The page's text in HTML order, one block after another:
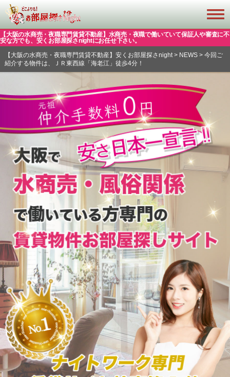
【大阪の水商売・夜職専門賃貸不動産】水商売・夜職で働いていて保証人や審査に不
安な方でも、安くお部屋探さnightにお任せ下さい。
【大阪の水商売・夜職専門賃貸不動産】安くお部屋探さnight> NEWS> 今回ご
紹介する物件は、ＪＲ東西線「海老江」徒歩4分！